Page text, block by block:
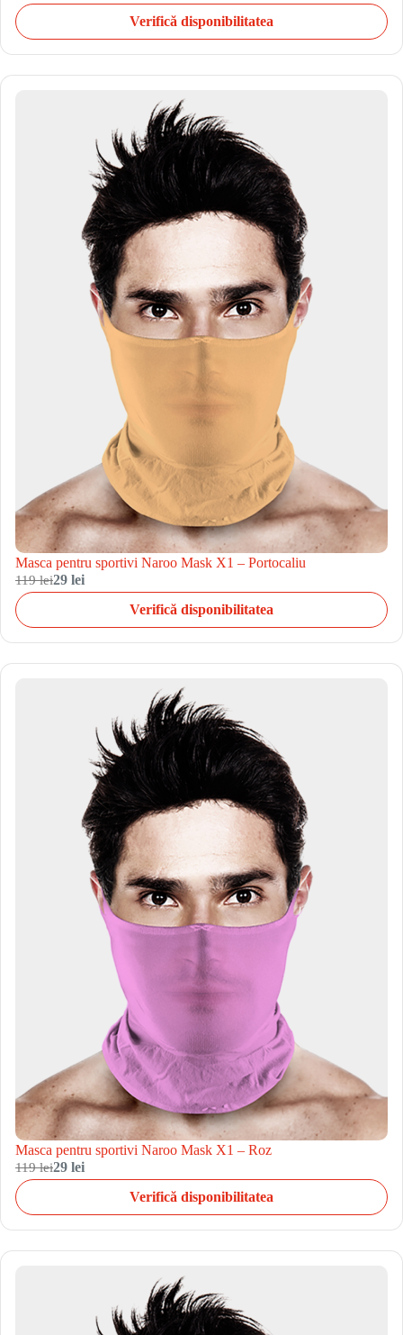
Verifică disponibilitatea
Masca pentru sportivi Naroo Mask X1 – Portocaliu
119 lei29 lei
Verifică disponibilitatea
Masca pentru sportivi Naroo Mask X1 – Roz
119 lei29 lei
Verifică disponibilitatea